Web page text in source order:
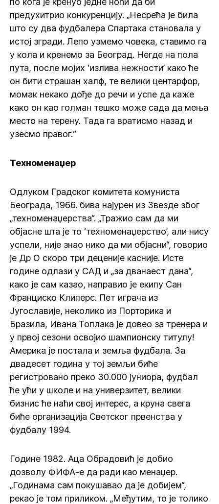
предухитрио конкуренцију. „Несрећа је била
што су два фудбалера Спартака становала у
истој згради. Лепо узмемо човека, ставимо га
у кола и кренемо за Београд. Негде на пола
пута, после мојих ‘излива нежности’ како ће
он бити страшан халф, те велики центарфор,
момак некако дође до речи и успе да каже
како он као голман тешко може сада да мења
место на терену. Тада га вратисмо назад и
узесмо правог.“
Техноменаџер
Одлуком Градског комитета комуниста
Београда, 1966. бива најурен из Звезде због
„техноменаџерства“. „Тражио сам да ми
објасне шта је то ‘техноменаџерство’, али нису
успели, није знао нико да ми објасни“, говорио
је Др О скоро три деценије касније. Исте
године одлази у САД и „за дванаест дана“,
како је сам казао, направио је екипу Сан
Франциско Клиперс. Пет играча из
Југославије, неколико из Порторика и
Бразила, Ивана Топлака је довео за тренера и
у првој сезони освојио шампионску титулу!
Америка је постала и земља фудбала. За
двадесет година у тој земљи биће
регистровано преко 30.000 јуниора, фудбал
ће ући у школе и на универзитет, велики
бизнис ће наћи свој интерес, а круна свега
биће организација Светског првенства у
фудбалу 1994.
Године 1982. Аца Обрадовић је добио
дозволу ФИФА-е да ради као менаџер.
„Годинама сам покушавао да је добијем“,
рекао је том приликом. „Међутим, то је толико